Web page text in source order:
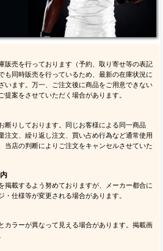
販売を行っております（予約、取り寄せ等の表記
も同時販売を行っているため、最新の在庫状況に
います。万一、ご注文後に商品をご用意できない
提案をさせていただく場合があります。
断りしております。同じお客様による同一商品
注文、繰り返し注文、買い占め行為など通常使用
当店の判断によりご注文をキャンセルさせていた
掲載するよう努めておりますが、メーカー都合に
・仕様等が変更される場合があります。
カラーが異なって見える場合があります。掲載画